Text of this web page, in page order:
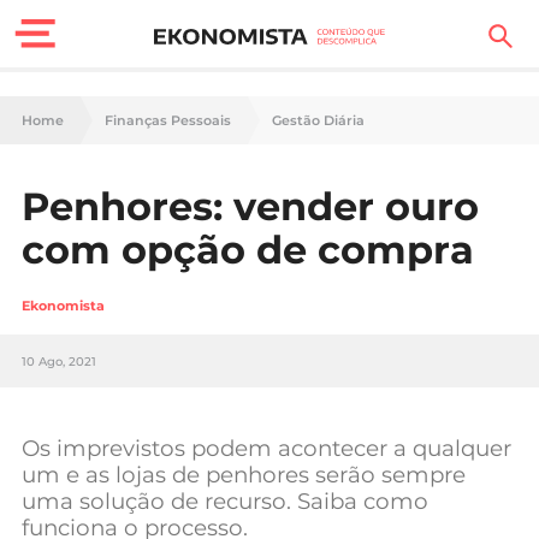
Finanças Pessoais
Carreira
Tecnologia
Negócios
Home Finanças Pessoais Gestão Diária
Penhores: vender ouro
com opção de compra
Ekonomista
10 Ago, 2021
Os imprevistos podem acontecer a qualquer
um e as lojas de penhores serão sempre
uma solução de recurso. Saiba como
funciona o processo.